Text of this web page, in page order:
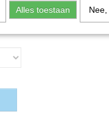
werkdagen
Alles toestaan